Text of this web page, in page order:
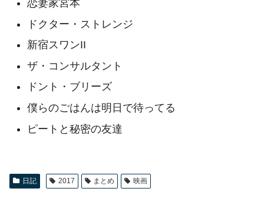
恋妻家宮本
ドクター・ストレンジ
新宿スワンII
ザ・コンサルタント
ドント・ブリーズ
僕らのごはんは明日で待ってる
ピートと秘密の友達
日記 2017 まとめ 映画